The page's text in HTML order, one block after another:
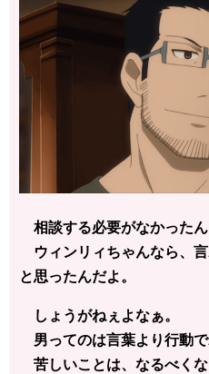
相談する必要がなかったん
ウィンリィちゃんなら、
と思ったんだよ。
しょうがねぇよなぁ。
男ってのは言葉より行動で
苦しいことは、なるべく